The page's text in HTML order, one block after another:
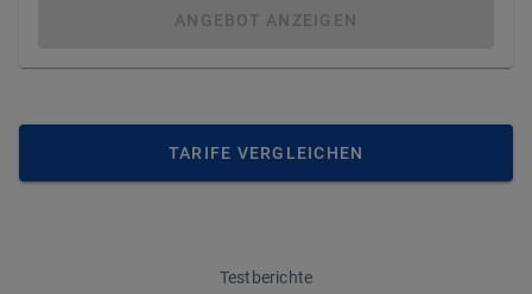
ANGEBOT ANZEIGEN
TARIFE VERGLEICHEN
Testberichte